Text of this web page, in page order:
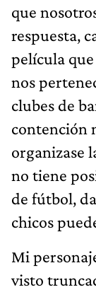
que
respuesta,
película
nos
clubes de
contención
organizase
no tiene
de fútbol,
chicos
Mi
visto